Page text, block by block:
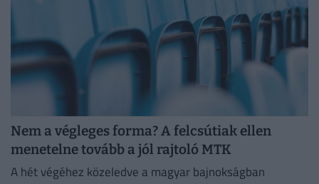
Nem a végleges forma? A felcsútiak ellen
menetelne tovább a jól rajtoló MTK
A hét végéhez közeledve a magyar bajnokságban